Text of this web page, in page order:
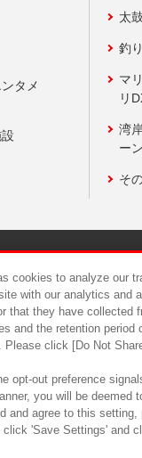
タメ
太
釣
マ
リ
湾
ー
そ
食品のご
cookies to analyze our
with our analytics and
that they have
and the retention
click [Do Not
opt-out preference
you will be
and agree to this
'Save Settings' and